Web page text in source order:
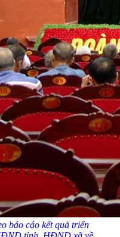
báo cáo kết quả triển